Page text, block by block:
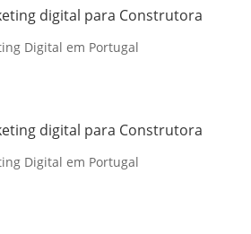
digital para Construtora
Digital em Portugal
digital para Construtora
Digital em Portugal